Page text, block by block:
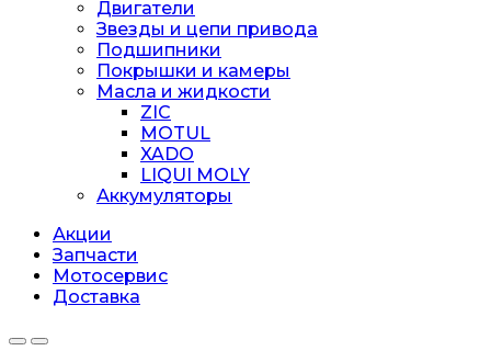
Двигатели
Звезды и цепи привода
Подшипники
Покрышки и камеры
Масла и жидкости
ZIC
MOTUL
XADO
LIQUI MOLY
Аккумуляторы
Акции
Запчасти
Мотосервис
Доставка